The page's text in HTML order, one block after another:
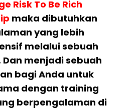
Risk To Be Rich
maka dibutuhkan
yang lebih
melalui sebuah
menjadi sebuah
bagi Anda untuk
dengan training
berpengalaman di